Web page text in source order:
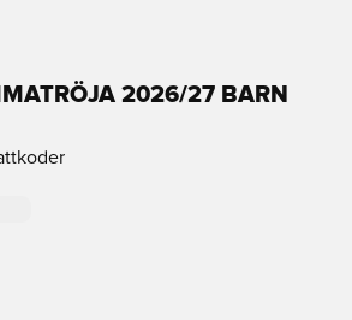
2026/27 BARN